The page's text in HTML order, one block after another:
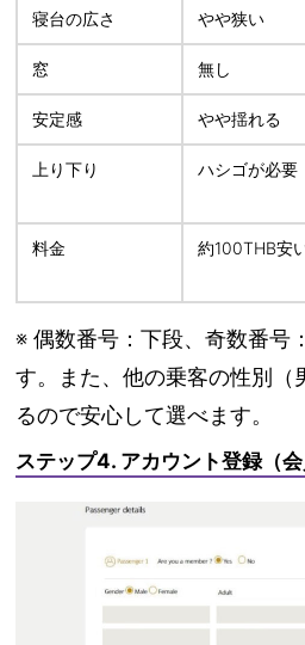
寝台の広さ やや狭い
窓 無し
安定感 やや揺れる
上り下り ハシゴが必要
料金 約100THB安
※偶数番号：下段、奇数番号
す。また、他の乗客の性別（
るので安心して選べます。
ステップ4. アカウント登録（会